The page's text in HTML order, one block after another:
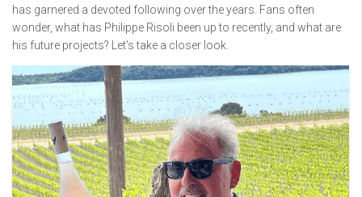
has garnered a devoted following over the years. Fans often
wonder, what has Philippe Risoli been up to recently, and what are
his future projects? Let’s take a closer look.